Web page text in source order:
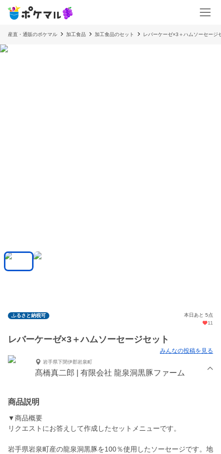
産直・通販のポケマル 加工食品 加工食品のセット レバーケーゼ×3＋ハムソーセージ
ふるさと納税可
本日あと 5点
11
レバーケーゼ×3＋ハムソーセージセット
みんなの投稿を見る
岩手県下閉伊郡岩泉町
髙橋真二郎 | 有限会社 龍泉洞黒豚ファーム
商品説明
▼商品概要
リクエストにお答えして作成したセットメニューです。
岩手県岩泉町産の龍泉洞黒豚を100％使用したソーセージです。地